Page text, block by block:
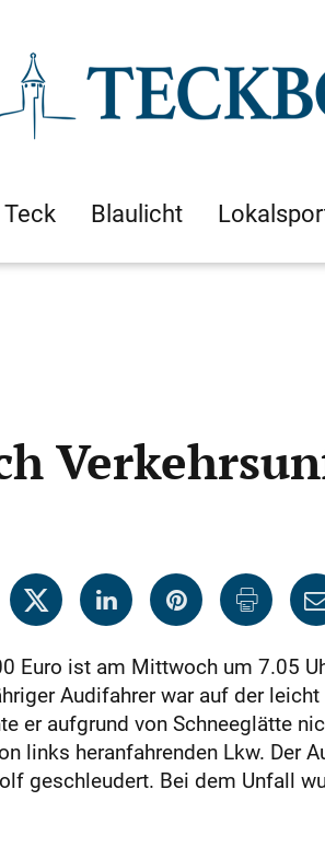
Blaulicht
Euro ist am Mittwoch um 7.05
Audifahrer war auf der
er aufgrund von Schneeglätte
links heranfahrenden Lkw. Der
geschleudert. Bei dem Unfall